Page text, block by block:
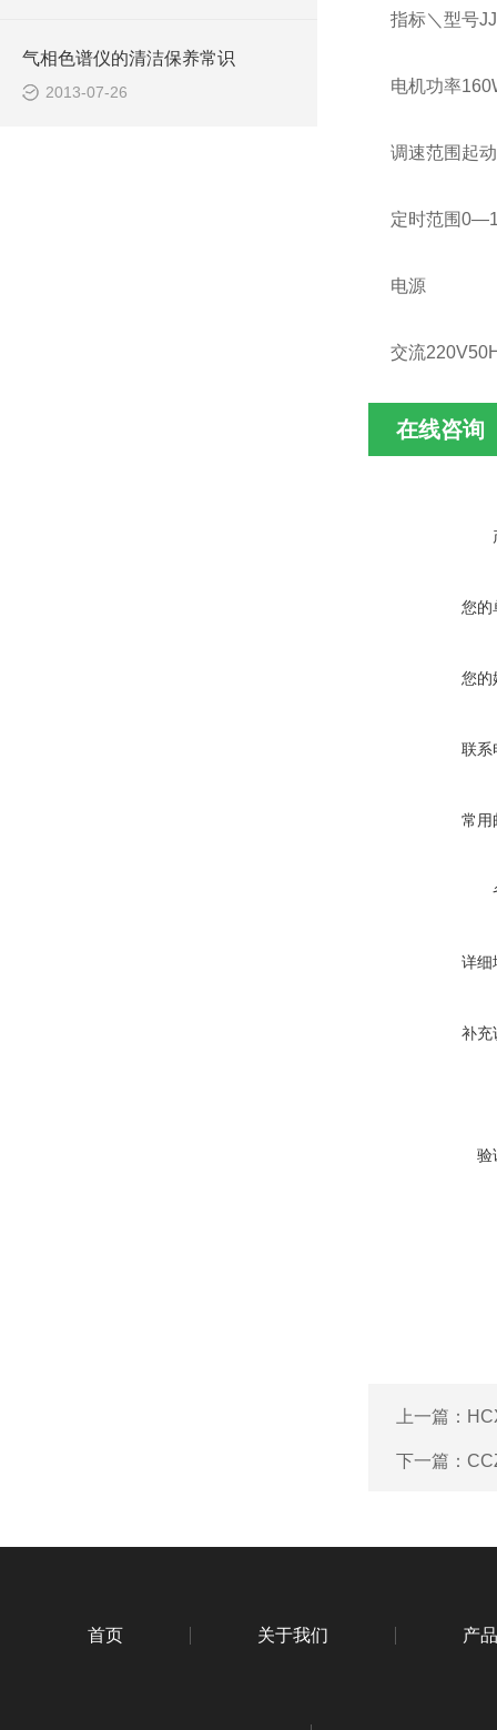
气相色谱仪的清洁保养常识
2013-07-26
指标＼型号
电机功率
调速范围起
定时范围
电源
交流
在线咨询
您的
您的
联系
常用
详细
补充
验
上一篇：
下一篇：
首页 关于我们 产